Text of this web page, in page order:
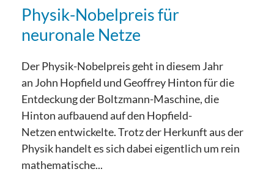
Physik-Nobelpreis für
neuronale Netze
Der Physik-Nobelpreis geht in diesem Jahr
an John Hopfield und Geoffrey Hinton für die
Entdeckung der Boltzmann-Maschine, die
Hinton aufbauend auf den Hopfield-
Netzen entwickelte. Trotz der Herkunft aus der
Physik handelt es sich dabei eigentlich um rein
mathematische...